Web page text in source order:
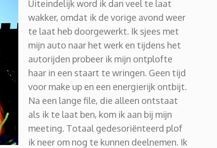
Uiteindelijk word ik dan veel te laat
wakker, omdat ik de vorige avond weer
te laat heb doorgewerkt. Ik sjees met
mijn auto naar het werk en tijdens het
autorijden probeer ik mijn ontplofte
haar in een staart te wringen. Geen tijd
voor make up en een energierijk ontbijt.
Na een lange file, die alleen ontstaat
als ik te laat ben, kom ik aan bij mijn
meeting. Totaal gedesoriënteerd plof
ik neer om nog te kunnen deelnemen. Ik